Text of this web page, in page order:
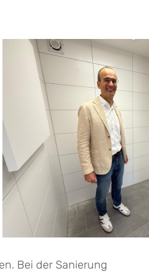
Bei der Sanierung